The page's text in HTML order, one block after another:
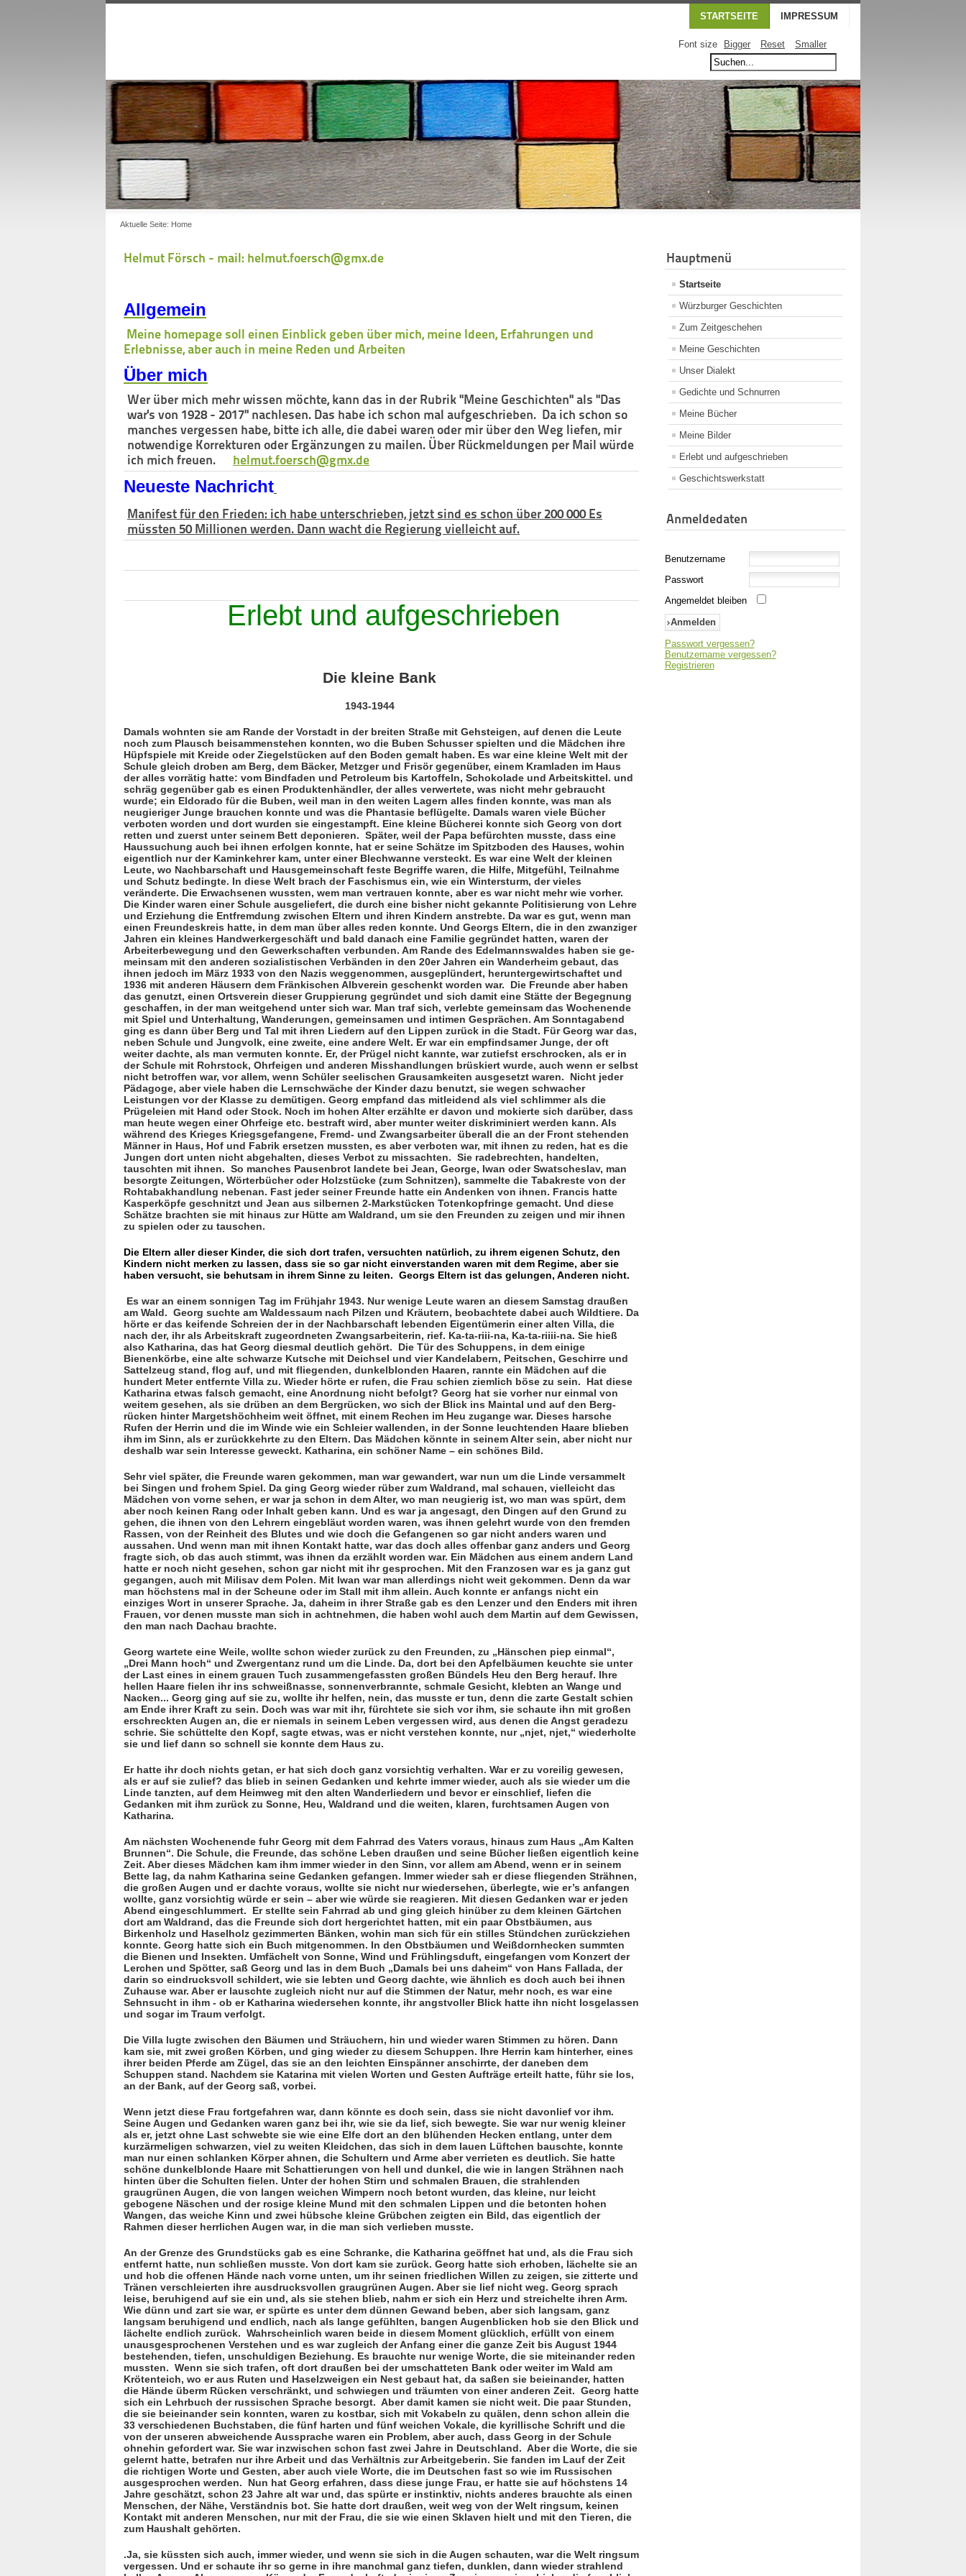
STARTSEITE IMPRESSUM
Font size Bigger Reset Smaller
Aktuelle Seite: Home
Helmut Försch - mail: helmut.foersch@gmx.de
Allgemein
Meine homepage soll einen Einblick geben über mich, meine Ideen, Erfahrungen und
Erlebnisse, aber auch in meine Reden und Arbeiten
Über mich
Wer über mich mehr wissen möchte, kann das in der Rubrik "Meine Geschichten" als "Das
war's von 1928 - 2017" nachlesen. Das habe ich schon mal aufgeschrieben. Da ich schon so
manches vergessen habe, bitte ich alle, die dabei waren oder mir über den Weg liefen, mir
notwendige Korrekturen oder Ergänzungen zu mailen. Über Rückmeldungen per Mail würde
ich mich freuen. helmut.foersch@gmx.de
Neueste Nachricht
Manifest für den Frieden: ich habe unterschrieben, jetzt sind es schon über 200 000 Es
müssten 50 Millionen werden. Dann wacht die Regierung vielleicht auf.
Erlebt und aufgeschrieben
Die kleine Bank
1943-1944
Damals wohnten sie am Rande der Vorstadt in der breiten Straße mit Gehsteigen, auf denen die Leute
noch zum Plausch beisammenstehen konnten, wo die Buben Schusser spielten und die Mäd­­­­chen ihre
Hüpfspiele mit Kreide oder Ziegelstücken auf den Boden gemalt haben. Es war eine kleine Welt mit der
Schule gleich droben am Berg, dem Bäcker, Metzger und Frisör gegenüber, einem Kramladen im Haus
der alles vorrätig hatte: vom Bindfaden und Petroleum bis Kartoffeln, Schokolade und Arbeitskittel. und
schräg gegenüber gab es einen Produkten­händler, der alles verwertete, was nicht mehr gebraucht
wurde; ein Eldorado für die Buben, weil man in den weiten Lagern alles finden konnte, was man als
neugieriger Junge brauchen konnte und was die Phantasie beflügelte. Damals waren viele Bücher
verboten worden und dort wurden sie eingestampft. Eine kleine Bücherei konnte sich Georg von dort
retten und zuerst unter seinem Bett deponieren. Später, weil der Papa befürchten musste, dass eine
Haussu­chung auch bei ihnen erfolgen konnte, hat er seine Schätze im Spitzboden des Hauses, wohin
eigentlich nur der Kaminkehrer kam, unter einer Blechwanne versteckt. Es war eine Welt der kleinen
Leute, wo Nachbarschaft und Hausge­meinschaft feste Begriffe waren, die Hilfe, Mit­ge­fühl, Teilnahme
und Schutz bedingte. In diese Welt brach der Faschismus ein, wie ein Win­tersturm, der vieles
veränderte. Die Erwachsenen wussten, wem man vertrauen konnte, aber es war nicht mehr wie vorher.
Die Kinder waren einer Schule ausgeliefert, die durch eine bisher nicht gekannte Politisierung von Lehre
und Erziehung die Entfremdung zwischen El­tern und ihren Kindern anstrebte. Da war es gut, wenn man
einen Freundeskreis hatte, in dem man über alles reden konnte. Und Georgs Eltern, die in den zwanziger
Jahren ein kleines Handwerkergeschäft und bald danach eine Familie gegründet hatten, waren der
Arbei­terbewe­gung und den Gewerkschaften verbunden. Am Rande des Edelmanns­waldes haben sie ge­
meinsam mit den anderen sozialistischen Verbänden in den 20er Jahren ein Wander­heim gebaut, das
ihnen jedoch im März 1933 von den Nazis weggenommen, ausgeplündert, herun­tergewirt­schaftet und
1936 mit ande­ren Häusern dem Fränkischen Albverein geschenkt wor­den war.
Die Freunde aber haben
das genutzt, einen Ortsverein dieser Gruppierung gegründet und sich damit eine Stätte der Be­gegnung
geschaffen, in der man weitgehend unter sich war. Man traf sich, verlebte gemein­sam das Wochenende
mit Spiel und Unterhaltung, Wanderungen, gemeinsamen und intimen Gesprächen. Am Sonntagabend
ging es dann über Berg und Tal mit ihren Liedern auf den Lippen zurück in die Stadt. Für Georg war das,
neben Schule und Jungvolk, eine zweite, eine andere Welt. Er war ein empfindsamer Junge, der oft
weiter dach­te, als man vermuten konnte. Er, der Prügel nicht kannte, war zutiefst erschrocken, als er in
der Schule mit Rohrstock, Ohrfeigen und anderen Misshandlungen brüskiert wurde, auch wenn er selbst
nicht betrof­fen war, vor allem, wenn Schüler seelischen Grausamkeiten ausge­setzt waren.
Nicht jeder
Pädagoge, aber viele haben die Lern­schwäche der Kinder dazu be­nutzt, sie wegen schwacher
Leistungen vor der Klasse zu demütigen. Georg empfand das mit­leidend als viel schlimmer als die
Prügeleien mit Hand oder Stock. Noch im hohen Alter er­zählte er davon und mokierte sich darüber, dass
man heute wegen einer Ohrfeige etc. bestraft wird, aber munter weiter diskriminiert werden kann. Als
während des Krieges Kriegsge­fange­ne, Fremd- und Zwangsarbeiter überall die an der Front ste­henden
Männer in Haus, Hof und Fabrik ersetzen mussten, es aber verboten war, mit ihnen zu reden, hat es die
Jungen dort unten nicht abgehalten, dieses Verbot zu missachten. Sie radebrechten, handel­ten,
tauschten mit ihnen. So manches Pausenbrot landete bei Jean, George, Iwan oder Swat­scheslav, man
besorgte Zeitun­gen, Wörterbücher oder Holzstücke (zum Schnitzen), sammelte die Tabak­reste von der
Rohta­bakhandlung nebenan. Fast jeder seiner Freunde hatte ein Anden­ken von ihnen. Francis hatte
Kasperköpfe geschnitzt und Jean aus silbernen 2-Mark­stücken Totenkopfringe gemacht. Und diese
Schätze brachten sie mit hinaus zur Hütte am Waldrand, um sie den Freun­den zu zeigen und mir ihnen
zu spielen oder zu tauschen.
Die Eltern aller dieser Kinder, die sich dort trafen, versuchten natürlich, zu ihrem eigenen Schutz, den
Kindern nicht merken zu lassen, dass sie so gar nicht einverstanden waren mit dem Regime, aber sie
haben versucht, sie behut­sam in ihrem Sinne zu leiten. Georgs Eltern ist das gelungen, Anderen nicht.
Es war an einem sonnigen Tag im Frühjahr 1943. Nur wenige Leute waren an diesem Sams­tag draußen
am Wald. Georg suchte am Waldessaum nach Pilzen und Kräutern, beobachtete dabei auch Wildtiere. Da
hörte er das keifende Schreien der in der Nachbarschaft lebenden Eigentümerin einer alten Villa, die
nach der, ihr als Arbeitskraft zugeordneten Zwangsarbeite­rin, rief. Ka-ta-riii-na, Ka-ta-riiii-na. Sie hieß
also Katharina, das hat Georg diesmal deutlich gehört.
Die Tür des Schup­pens, in dem eini­ge
Bienenkörbe, eine alte schwarze Kut­sche mit Deichsel und vier Kandela­bern, Peitschen, Geschirre und
Sattelzeug stand, flog auf, und mit fliegenden, dunkelblonden Haa­ren, rannte ein Mädchen auf die
hundert Meter entfernte Villa zu. Wieder hörte er rufen, die Frau schien ziem­lich böse zu sein.
Hat diese
Katharina etwas falsch gemacht, eine Anordnung nicht befolgt? Georg hat sie vorher nur einmal von
weitem gesehen, als sie drüben an dem Berg­rücken, wo sich der Blick ins Maintal und auf den Berg­
rücken hinter Margetshöchheim weit öffnet, mit einem Rechen im Heu zugange war. Dieses harsche
Rufen der Herrin und die im Winde wie ein Schleier wallenden, in der Sonne leuch­tenden Haare blieben
ihm im Sinn, als er zurückkehrte zu den Eltern. Das Mädchen könnte in seinem Alter sein, aber nicht nur
deshalb war sein Interesse geweckt. Katharina, ein schöner Name – ein schönes Bild.
Sehr viel später, die Freunde waren gekommen, man war gewandert, war nun um die Linde versammelt
bei Singen und frohem Spiel. Da ging Georg wieder rüber zum Waldrand, mal schauen, vielleicht das
Mädchen von vorne sehen, er war ja schon in dem Alter, wo man neugierig ist, wo man was spürt, dem
aber noch keinen Rang oder Inhalt geben kann. Und es war ja angesagt, den Dingen auf den Grund zu
gehen, die ihnen von den Lehrern eingebläut worden waren, was ihnen gelehrt wurde von den fremden
Rassen, von der Reinheit des Blutes und wie doch die Gefangenen so gar nicht anders waren und
aussahen. Und wenn man mit ihnen Kontakt hatte, war das doch alles offenbar ganz anders und Georg
fragte sich, ob das auch stimmt, was ihnen da erzählt worden war. Ein Mädchen aus einem andern Land
hatte er noch nicht gesehen, schon gar nicht mit ihr gespro­chen. Mit den Franzosen war es ja ganz gut
gegangen, auch mit Milisav dem Polen. Mit Iwan war man allerdings nicht weit gekommen. Denn da war
man höchstens mal in der Scheune oder im Stall mit ihm allein. Auch konnte er anfangs nicht ein
einziges Wort in unserer Sprache. Ja, daheim in ihrer Straße gab es den Lenzer und den Enders mit ihren
Frauen, vor denen musste man sich in achtnehmen, die haben wohl auch dem Martin auf dem Gewissen,
den man nach Dachau brachte.
Georg wartete eine Weile, wollte schon wieder zurück zu den Freunden, zu „Hänschen piep einmal“,
„Drei Mann hoch“ und Zwer­gentanz rund um die Linde. Da, dort bei den Apfelbäu­men keuch­te sie unter
der Last eines in einem grauen Tuch zusam­mengefass­ten großen Bün­dels Heu den Berg herauf. Ihre
hellen Haare fielen ihr ins schweiß­nasse, sonnenverbrannte, schmale Gesicht, klebten an Wange und
Nacken... Georg ging auf sie zu, wollte ihr helfen, nein, das musste er tun, denn die zarte Gestalt schien
am Ende ihrer Kraft zu sein. Doch was war mit ihr, fürchtete sie sich vor ihm, sie schaute ihn mit großen
erschreck­ten Augen an, die er niemals in seinem Leben verges­sen wird, aus denen die Angst geradezu
schrie. Sie schüttelte den Kopf, sagte etwas, was er nicht verste­hen konnte, nur „njet, njet,“ wie­derholte
sie und lief dann so schnell sie konnte dem Haus zu.
Er hatte ihr doch nichts getan, er hat sich doch ganz vorsichtig verhalten. War er zu voreilig gewe­sen,
als er auf sie zulief? das blieb in seinen Gedanken und kehrte immer wieder, auch als sie wieder um die
Linde tanzten, auf dem Heimweg mit den alten Wanderliedern und bevor er einschlief, liefen die
Gedanken mit ihm zurück zu Sonne, Heu, Waldrand und die weiten, kla­ren, furchtsamen Augen von
Katharina.
Am nächsten Wochenende fuhr Georg mit dem Fahrrad des Vaters voraus, hinaus zum Haus „Am Kalten
Brunnen“. Die Schule, die Freunde, das schöne Leben draußen und seine Bücher ließen eigentlich keine
Zeit. Aber dieses Mädchen kam ihm immer wieder in den Sinn, vor allem am Abend, wenn er in seinem
Bette lag, da nahm Katharina seine Gedanken gefangen. Immer wieder sah er diese fliegenden Strähnen,
die großen Augen und er dachte voraus, wollte sie nicht nur wieder­sehen, überlegte, wie er’s anfangen
wollte, ganz vorsichtig würde er sein – aber wie würde sie reagieren. Mit diesen Gedanken war er jeden
Abend eingeschlummert.
Er stellte sein Fahrrad ab und ging gleich hinüber zu dem kleinen Gärtchen
dort am Waldrand, das die Freunde sich dort herge­richtet hatten, mit ein paar Obstbäumen, aus
Birkenholz und Hasel­holz gezimmerten Bänken, wohin man sich für ein stilles Stündchen zurückziehen
konnte. Georg hatte sich ein Buch mitgenommen. In den Obstbäumen und Weißdornhecken summten
die Bienen und Insekten. Umfächelt von Sonne, Wind und Frühlingsduft, eingefangen vom Konzert der
Lerchen und Spötter, saß Georg und las in dem Buch „Damals bei uns daheim“ von Hans Fallada, der
darin so eindrucksvoll schildert, wie sie lebten und Georg dachte, wie ähnlich es doch auch bei ihnen
Zuhause war. Aber er lauschte zugleich nicht nur auf die Stimmen der Natur, mehr noch, es war eine
Sehnsucht in ihm - ob er Katharina wiedersehen konnte, ihr angstvoller Blick hatte ihn nicht losgelassen
und sogar im Traum verfolgt.
Die Villa lugte zwischen den Bäumen und Sträuchern, hin und wieder waren Stimmen zu hören. Dann
kam sie, mit zwei großen Körben, und ging wieder zu diesem Schuppen. Ihre Herrin kam hinterher, eines
ihrer beiden Pferde am Zügel, das sie an den leichten Einspänner anschirrte, der daneben dem
Schuppen stand. Nachdem sie Katarina mit vielen Worten und Gesten Aufträge erteilt hatte, führ sie los,
an der Bank, auf der Georg saß, vorbei.
Wenn jetzt diese Frau fortgefahren war, dann könnte es doch sein, dass sie nicht davonlief vor ihm.
Seine Augen und Gedanken waren ganz bei ihr, wie sie da lief, sich bewegte. Sie war nur wenig kleiner
als er, jetzt ohne Last schwebte sie wie eine Elfe dort an den blühenden Hecken entlang, unter dem
kurzärmeligen schwarzen, viel zu weiten Kleidchen, das sich in dem lauen Lüftchen bauschte, konnte
man nur einen schlanken Körper ahnen, die Schultern und Arme aber verrieten es deutlich. Sie hatte
schöne dunkelblonde Haare mit Schattierungen von hell und dunkel, die wie in langen Strähnen nach
hinten über die Schulten fielen. Unter der hohen Stirn und schmalen Brauen, die strahlenden
graugrünen Augen, die von langen weichen Wim­pern noch betont wurden, das kleine, nur leicht
gebogene Näschen und der rosige kleine Mund mit den schmalen Lippen und die betonten hohen
Wangen, das weiche Kinn und zwei hübsche kleine Grübchen zeigten ein Bild, das eigentlich der
Rahmen dieser herrlichen Augen war, in die man sich verlieben musste.
An der Grenze des Grundstücks gab es eine Schranke, die Katharina geöffnet hat und, als die Frau sich
entfernt hatte, nun schließen muss­te. Von dort kam sie zurück. Georg hatte sich erhoben, lächelte sie an
und hob die offenen Hände nach vorne unten, um ihr seinen friedlichen Willen zu zeigen, sie zitterte und
Tränen verschleierten ihre ausdrucksvollen graugrünen Au­gen. Aber sie lief nicht weg. Georg sprach
leise, beruhigend auf sie ein und, als sie stehen blieb, nahm er sich ein Herz und streichelte ihren Arm.
Wie dünn und zart sie war, er spürte es unter dem dünnen Gewand beben, aber sich langsam, ganz
langsam beruhigend und endlich, nach als lange gefühlten, bangen Augenblicken hob sie den Blick und
lächelte endlich zurück. Wahrscheinlich waren beide in diesem Moment glück­lich, erfüllt von einem
unausge­spro­chenen Verstehen und es war zugleich der Anfang einer die ganze Zeit bis August 1944
beste­henden, tiefen, unschuldigen Beziehung. Es brauchte nur we­nige Worte, die sie miteinan­der reden
mussten. Wenn sie sich trafen, oft dort draußen bei der umschatteten Bank oder weiter im Wald am
Krötenteich, wo er aus Ruten und Haselzweigen ein Nest gebaut hat, da saßen sie beieinander, hatten
die Hände überm Rücken verschränkt, und schwiegen und träumten von einer anderen Zeit. Georg hatte
sich ein Lehrbuch der russi­schen Spra­che besorgt. Aber damit kamen sie nicht weit. Die paar Stunden,
die sie beieinander sein konnten, waren zu kostbar, sich mit Vokabeln zu quälen, denn schon allein die
33 ver­schie­denen Buchstaben, die fünf harten und fünf weichen Vokale, die kyrilli­sche Schrift und die
von der unseren abwei­chende Ausspra­che waren ein Problem, aber auch, dass Georg in der Schule
ohnehin gefordert war. Sie war inzwischen schon fast zwei Jahre in Deutschland. Aber die Worte, die sie
gelernt hatte, betra­fen nur ihre Arbeit und das Verhältnis zur Arbeitgeberin. Sie fanden im Lauf der Zeit
die richtigen Worte und Gesten, aber auch viele Worte, die im Deutschen fast so wie im Russi­schen
ausgesprochen werden.
Nun hat Georg erfahren, dass diese junge Frau, er hatte sie auf höchstens 14
Jahre geschätzt, schon 23 Jahre alt war und, das spürte er instinktiv, nichts ande­res brauchte als einen
Menschen, der Nähe, Verständ­nis bot. Sie hatte dort draußen, weit weg von der Welt ringsum, keinen
Kontakt mit anderen Menschen, nur mit der Frau, die sie wie einen Sklaven hielt und mit den Tieren, die
zum Haushalt gehörten.
.Ja, sie küssten sich auch, immer wieder, und wenn sie sich in die Augen schauten, war die Welt ringsum
vergessen. Und er schaute ihr so gerne in ihre manchmal ganz tiefen, dunklen, dann wieder strahlend
Hauptmenü
Startseite
Würzburger Geschichten
Zum Zeitgeschehen
Meine Geschichten
Unser Dialekt
Gedichte und Schnurren
Meine Bücher
Meine Bilder
Erlebt und aufgeschrieben
Geschichtswerkstatt
Anmeldedaten
Benutzername
Passwort
Angemeldet bleiben
Passwort vergessen?
Benutzername vergessen?
Registrieren